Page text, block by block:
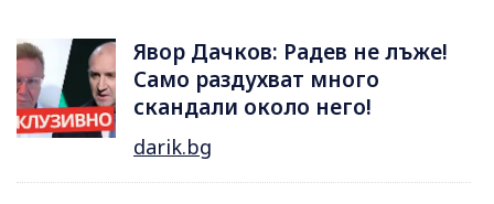
Явор Дачков: Радев не лъже!
Само раздухват много
скандали около него!
darik.bg